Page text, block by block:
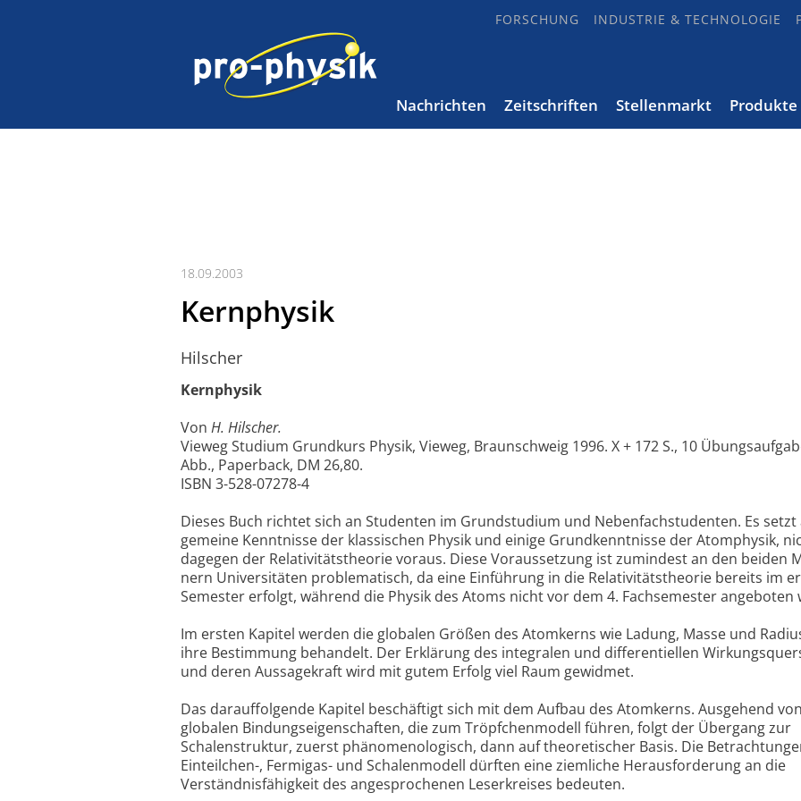
FORSCHUNG INDUSTRIE & TECHNOLOGIE
Nachrichten Zeitschriften Stellenmarkt Produkte
18.09.2003
Kernphysik
Hilscher
Kernphysik
Von H. Hilscher.
Vieweg Studium Grundkurs Physik, Vieweg, Braunschweig 1996. X + 172 S., 10
Abb., Paperback, DM 26,80.
ISBN 3-528-07278-4
Dieses Buch richtet sich an Studenten im Grundstudium und Nebenfachstudenten. Es setzt
gemeine Kenntnisse der klassischen Physik und einige Grundkenntnisse der Atomphysik,
dagegen der Relativitätstheorie voraus. Diese Voraussetzung ist zumindest an den beiden
nern Universitäten problematisch, da eine Einführung in die Relativitätstheorie bereits im
Semester erfolgt, während die Physik des Atoms nicht vor dem 4. Fachsemester angeboten
Im ersten Kapitel werden die globalen Größen des Atomkerns wie Ladung, Masse und
ihre Bestimmung behandelt. Der Erklärung des integralen und differentiellen
und deren Aussagekraft wird mit gutem Erfolg viel Raum gewidmet.
Das darauffolgende Kapitel beschäftigt sich mit dem Aufbau des Atomkerns. Ausgehend
globalen Bindungseigenschaften, die zum Tröpfchenmodell führen, folgt der Übergang zur
Schalenstruktur, zuerst phänomenologisch, dann auf theoretischer Basis. Die
Einteilchen-, Fermigas- und Schalenmodell dürften eine ziemliche Herausforderung an die
Verständnisfähigkeit des angesprochenen Leserkreises bedeuten.